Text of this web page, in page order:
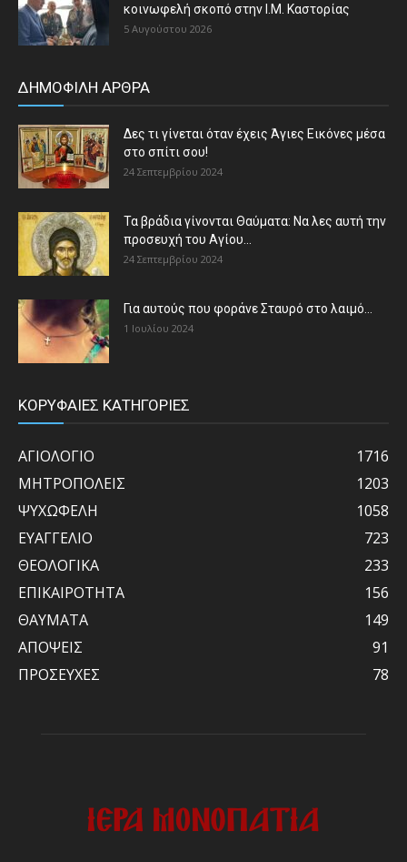
κοινωφελή σκοπό στην Ι.Μ. Καστορίας
5 Αυγούστου 2026
ΔΗΜΟΦΙΛΗ ΑΡΘΡΑ
Δες τι γίνεται όταν έχεις Άγιες Εικόνες μέσα
στο σπίτι σου!
24 Σεπτεμβρίου 2024
Τα βράδια γίνονται Θαύματα: Να λες αυτή την
προσευχή του Αγίου...
24 Σεπτεμβρίου 2024
Για αυτούς που φοράνε Σταυρό στο λαιμό…
1 Ιουλίου 2024
ΚΟΡΥΦΑΙΕΣ ΚΑΤΗΓΟΡΙΕΣ
ΑΓΙΟΛΟΓΙΟ
1716
ΜΗΤΡΟΠΟΛΕΙΣ
1203
ΨΥΧΩΦΕΛΗ
1058
ΕΥΑΓΓΕΛΙΟ
723
ΘΕΟΛΟΓΙΚΑ
233
ΕΠΙΚΑΙΡΟΤΗΤΑ
156
ΘΑΥΜΑΤΑ
149
ΑΠΟΨΕΙΣ
91
ΠΡΟΣΕΥΧΕΣ
78